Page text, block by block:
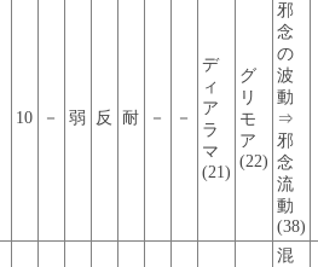
10 － 弱 反 耐 － －
デ
ィ
ア
ラ
マ
(21)
グ
リ
モ
ア
(22)
邪
念
の
波
動
⇒
邪
念
流
動
(38)
混